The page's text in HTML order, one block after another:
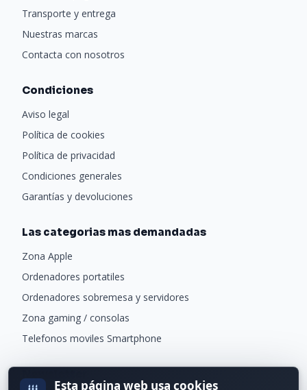
Transporte y entrega
Nuestras marcas
Contacta con nosotros
Condiciones
Aviso legal
Política de cookies
Política de privacidad
Condiciones generales
Garantías y devoluciones
Las categorias mas demandadas
Zona Apple
Ordenadores portatiles
Ordenadores sobremesa y servidores
Zona gaming / consolas
Telefonos moviles Smartphone
Esta página web usa cookies